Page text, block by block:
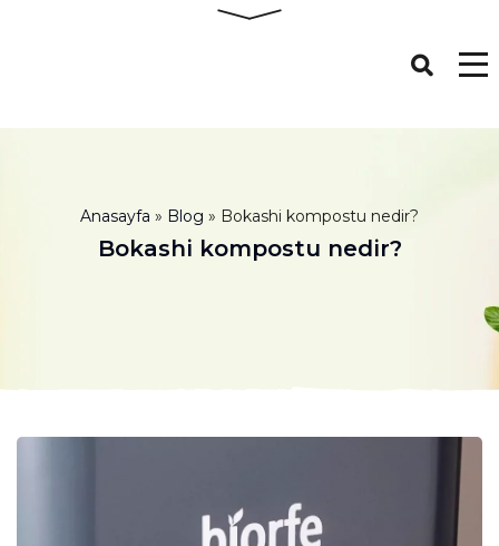
Anasayfa » Blog » Bokashi kompostu nedir?
Bokashi kompostu nedir?